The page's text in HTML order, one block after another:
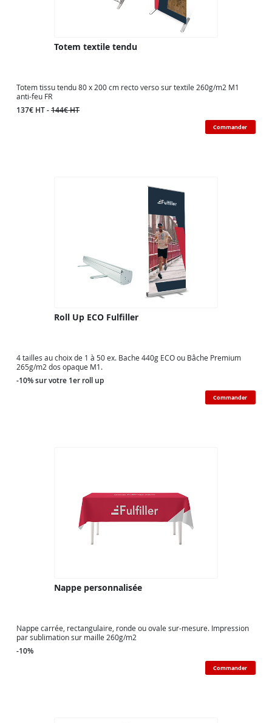
Totem textile tendu
Totem tissu tendu 80 x 200 cm recto verso sur textile 260g/m2 M1
anti-feu FR
137€ HT -144€ HT
Commander
Roll Up ECO Fulfiller
4 tailles au choix de 1 à 50 ex. Bache 440g ECO ou Bâche Premium
265g/m2 dos opaque M1.
-10% sur votre 1er roll up
Commander
Nappe personnalisée
Nappe carrée, rectangulaire, ronde ou ovale sur-mesure. Impression
par sublimation sur maille 260g/m2
-10%
Commander